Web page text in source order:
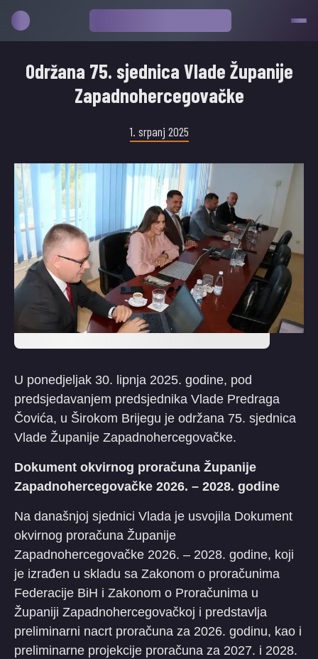
Održana 75. sjednica Vlade Županije
Zapadnohercegovačke
1. srpanj 2025
U ponedjeljak 30. lipnja 2025. godine, pod
predsjedavanjem predsjednika Vlade Predraga
Čovića, u Širokom Brijegu je održana 75. sjednica
Vlade Županije Zapadnohercegovačke.
Dokument okvirnog proračuna Županije
Zapadnohercegovačke 2026. – 2028. godine
Na današnjoj sjednici Vlada je usvojila Dokument
okvirnog proračuna Županije
Zapadnohercegovačke 2026. – 2028. godine, koji
je izrađen u skladu sa Zakonom o proračunima
Federacije BiH i Zakonom o Proračunima u
Županiji Zapadnohercegovačkoj i predstavlja
preliminarni nacrt proračuna za 2026. godinu, kao i
preliminarne projekcije proračuna za 2027. i 2028.